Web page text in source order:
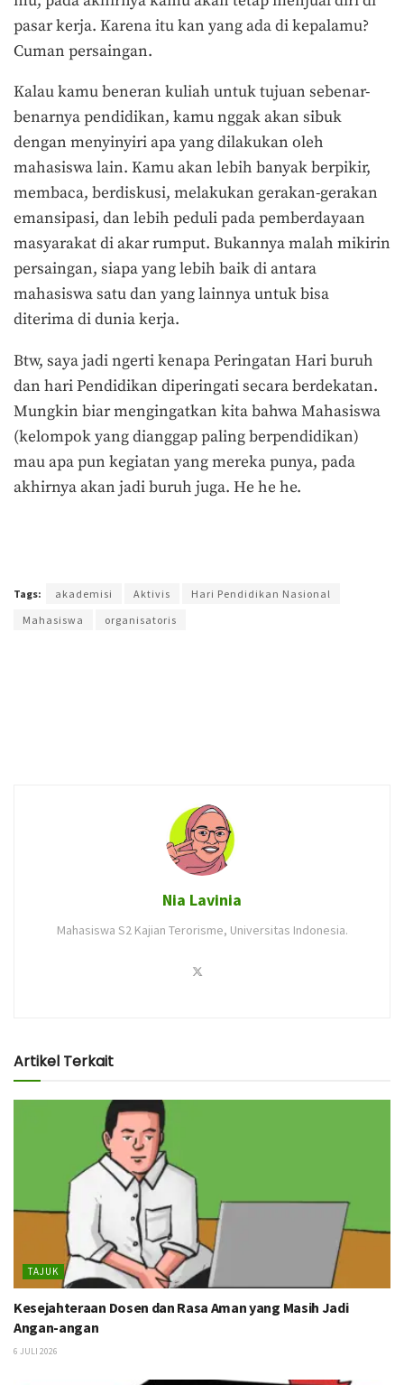
pasar kerja. Karena itu kan yang ada di kepalamu?
Cuman persaingan.
Kalau kamu beneran kuliah untuk tujuan sebenar-
benarnya pendidikan, kamu nggak akan sibuk
dengan menyinyiri apa yang dilakukan oleh
mahasiswa lain. Kamu akan lebih banyak berpikir,
membaca, berdiskusi, melakukan gerakan-gerakan
emansipasi, dan lebih peduli pada pemberdayaan
masyarakat di akar rumput. Bukannya malah mikirin
persaingan, siapa yang lebih baik di antara
mahasiswa satu dan yang lainnya untuk bisa
diterima di dunia kerja.
Btw, saya jadi ngerti kenapa Peringatan Hari buruh
dan hari Pendidikan diperingati secara berdekatan.
Mungkin biar mengingatkan kita bahwa Mahasiswa
(kelompok yang dianggap paling berpendidikan)
mau apa pun kegiatan yang mereka punya, pada
akhirnya akan jadi buruh juga. He he he.
Tags: akademisi Aktivis
Hari Pendidikan Nasional
Mahasiswa
organisatoris
Nia Lavinia
Mahasiswa S2 Kajian Terorisme, Universitas Indonesia.
Artikel Terkait
TAJUK
Kesejahteraan Dosen dan Rasa Aman yang Masih Jadi
Angan-angan
6 JULI 2026